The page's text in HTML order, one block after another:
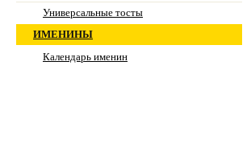
Универсальные тосты
ИМЕНИНЫ
Календарь именин